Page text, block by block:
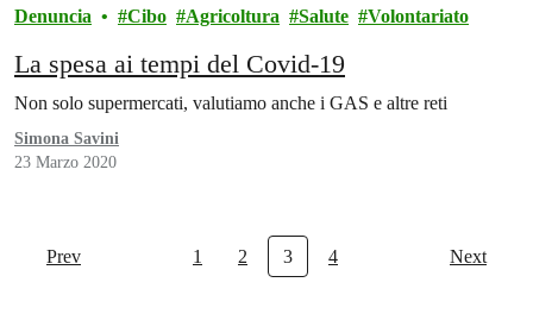
Denuncia Cibo Agricoltura Salute Volontariato
La spesa ai tempi del Covid-19
Non solo supermercati, valutiamo anche i GAS e altre reti
Simona Savini
23 Marzo 2020
Prev 1 2 3 4 Next